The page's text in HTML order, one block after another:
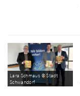
Lara Schmaus © Stadt
Schwandorf